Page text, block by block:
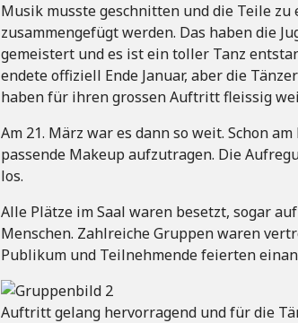
Musik musste geschnitten und die Teile zu
zusammengefügt werden. Das haben die
gemeistert und es ist ein toller Tanz
endete offiziell Ende Januar, aber die
haben für ihren grossen Auftritt fleissig
Am 21. März war es dann so weit. Schon
passende Makeup aufzutragen. Die
los.
Alle Plätze im Saal waren besetzt, sogar
Menschen. Zahlreiche Gruppen waren
Publikum und Teilnehmende feierten
Auftritt gelang hervorragend und für die